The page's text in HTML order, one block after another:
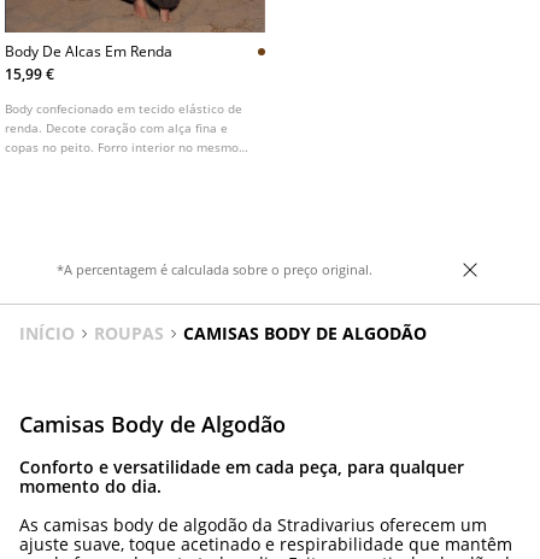
Body De Alcas Em Renda
15,99 €
Body confecionado em tecido elástico de
renda. Decote coração com alça fina e
copas no peito. Forro interior no mesmo
*A percentagem é calculada sobre o preço original.
INÍCIO ROUPAS CAMISAS BODY DE ALGODÃO
Camisas Body de Algodão
Conforto e versatilidade em cada peça, para qualquer
momento do dia.
As camisas body de algodão da Stradivarius oferecem um
ajuste suave, toque acetinado e respirabilidade que mantêm